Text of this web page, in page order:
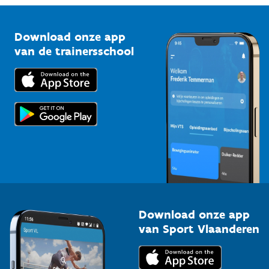
Bedrijven
Trainers en begeleiders
Topsporters
Vlaamse Trainersschool
Kennisplatform
Downloads
Voor de pers
Download onze app
van de trainersschool
Download onze app
van Sport Vlaanderen